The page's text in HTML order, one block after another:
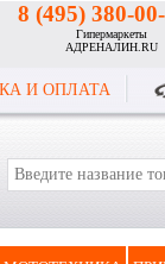
8 (495) 380-
Гипермаркеты
АДРЕНАЛИН.RU
И ОПЛАТА